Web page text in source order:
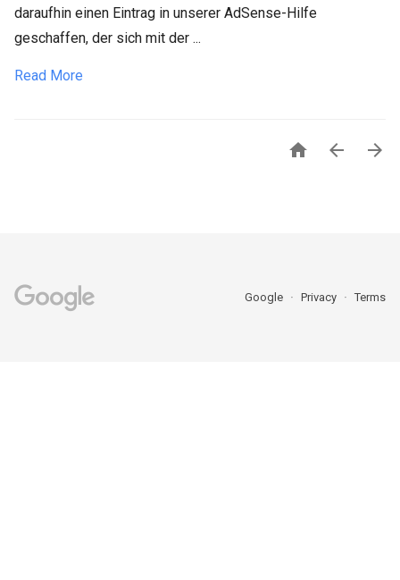
daraufhin einen Eintrag in unserer AdSense-Hilfe
geschaffen, der sich mit der ...
Read More
  
Google Privacy Terms